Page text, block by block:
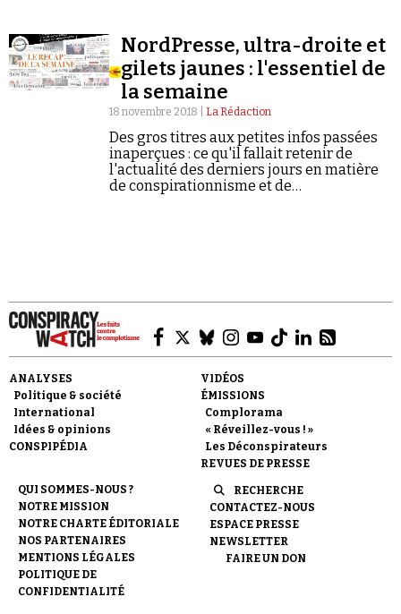
très répandue en Afrique subsaharienne.
NordPresse, ultra-droite et
gilets jaunes : l'essentiel de
la semaine
18 novembre 2018 | La Rédaction
Des gros titres aux petites infos passées
inaperçues : ce qu'il fallait retenir de
l'actualité des derniers jours en matière
de conspirationnisme et de
ANALYSES
Politique & société
International
Idées & opinions
CONSPIPÉDIA
VIDÉOS
ÉMISSIONS
Complorama
« Réveillez-vous ! »
Les Déconspirateurs
REVUES DE PRESSE
QUI SOMMES-NOUS ?
NOTRE MISSION
NOTRE CHARTE ÉDITORIALE
NOS PARTENAIRES
MENTIONS LÉGALES
POLITIQUE DE
CONFIDENTIALITÉ
RECHERCHE
CONTACTEZ-NOUS
ESPACE PRESSE
NEWSLETTER
FAIRE UN DON